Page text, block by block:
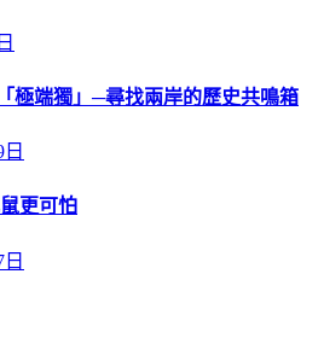
極端獨」─尋找兩岸的歷史共鳴箱
更可怕